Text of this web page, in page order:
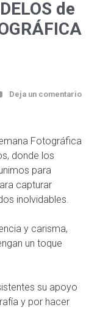
de
Deja un comentario
Fotográfica
donde los
para
capturar
inolvidables.
y carisma,
un toque
su apoyo
y por hacer